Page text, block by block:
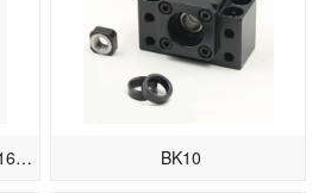
PMI银泰丝杆丝母FSDC38-16T5 BK10